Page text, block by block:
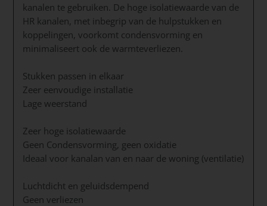
kanalen te gebruiken. De hoge isolatiewaarde van de
HR kanalen, met inbegrip van de hulpstukken en
koppelingen, voorkomt condensvorming en
minimaliseert ook de warmteverliezen.
Stukken passen in elkaar
Zeer eenvoudige installatie
Lage weerstand
Zeer hoge isolatiewaarde
Geen Condensvorming, geen oxidatie
Ideaal voor kanalan van en naar de woning (ventilatie)
Luchtdicht en geluidsdempend
Geen verliezen